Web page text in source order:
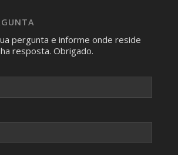
fotografada.
pergunta e informe onde reside
resposta. Obrigado.